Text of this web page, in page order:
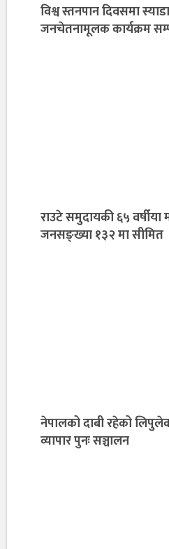
विश्व स्तनपान दिवसमा
जनचेतनामूलक कार्यक्रम
राउटे समुदायकी ६५ वर्षीया
जनसङ्ख्या १३२ मा सीमित
नेपालको दाबी रहेको
व्यापार पुनः सञ्चालन